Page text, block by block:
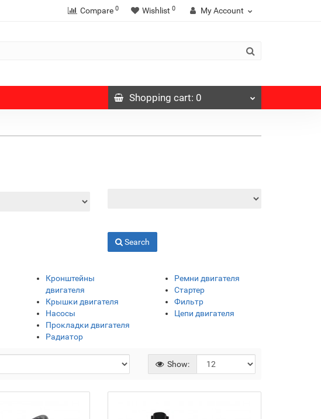
Compare 0 Wishlist 0 My Account
Shopping cart: 0
Search
Кронштейны
двигателя
Крышки двигателя
Насосы
Прокладки двигателя
Радиатор
Ремни двигателя
Стартер
Фильтр
Цепи двигателя
Show: